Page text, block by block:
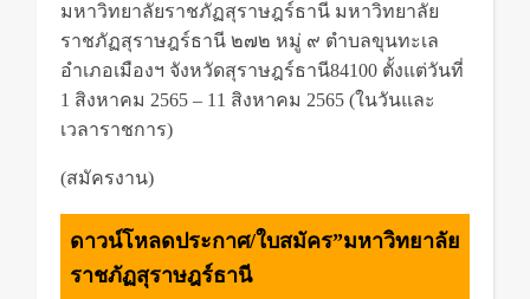
มหาวิทยาลัยราชภัฏสุราษฎร์ธานี มหาวิทยาลัย
ราชภัฏสุราษฎร์ธานี ๒๗๒ หมู่ ๙ ตำบลขุนทะเล
อำเภอเมืองฯ จังหวัดสุราษฎร์ธานี84100 ตั้งแต่วันที่
1 สิงหาคม 2565 – 11 สิงหาคม 2565 (ในวันและ
เวลาราชการ)
(สมัครงาน)
ดาวน์โหลดประกาศ/ใบสมัคร”มหาวิทยาลัย
ราชภัฏสุราษฎร์ธานี